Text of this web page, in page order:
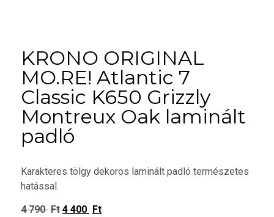
KRONO ORIGINAL
MO.RE! Atlantic 7
Classic K650 Grizzly
Montreux Oak laminált
padló
Karakteres tölgy dekoros laminált padló természetes
hatással.
4 790 Ft 4 400 Ft